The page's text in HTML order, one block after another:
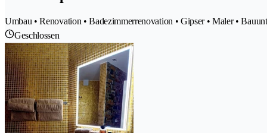
Umbau • Renovation • Badezimmerrenovation • Gipser • Maler •
Geschlossen